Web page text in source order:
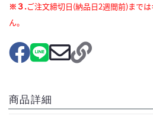
※３.ご注文締切日(納品日2週間前)まで
ん。
商品詳細